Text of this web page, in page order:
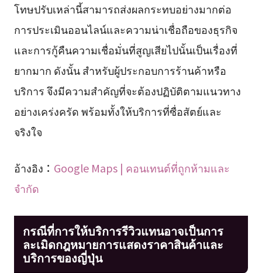
โทษปรับเหล่านี้สามารถส่งผลกระทบอย่างมากต่อ
การประเมินออนไลน์และความน่าเชื่อถือของธุรกิจ
และการกู้คืนความเชื่อมั่นที่สูญเสียไปนั้นเป็นเรื่องที่
ยากมาก ดังนั้น สำหรับผู้ประกอบการร้านค้าหรือ
บริการ จึงมีความสำคัญที่จะต้องปฏิบัติตามแนวทาง
อย่างเคร่งครัด พร้อมทั้งให้บริการที่ซื่อสัตย์และ
จริงใจ
อ้างอิง： Google Maps | คอนเทนต์ที่ถูกห้ามและ
จำกัด
กรณีที่การให้บริการรีวิวแทนอาจเป็นการ
ละเมิดกฎหมายการแสดงราคาสินค้าและ
บริการของญี่ปุ่น